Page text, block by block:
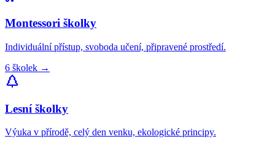
Montessori školky
Individuální přístup, svoboda učení, připravené prostředí.
6 školek →
Lesníškolky
Výuka v přírodě, celý den venku, ekologické principy.